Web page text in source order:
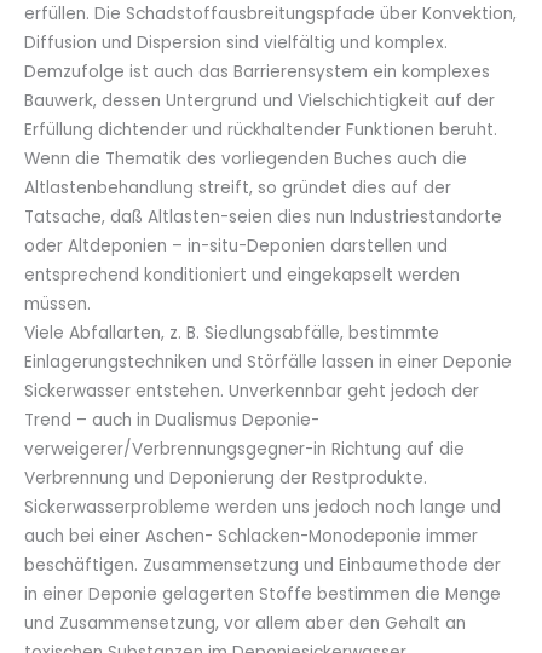
erfüllen. Die Schadstoffausbreitungspfade über Konvektion,
Diffusion und Dispersion sind vielfältig und komplex.
Demzufolge ist auch das Barrierensystem ein komplexes
Bauwerk, dessen Untergrund und Vielschichtigkeit auf der
Erfüllung dichtender und rück­haltender Funktionen beruht.
Wenn die Thematik des vorliegenden Buches auch die
Altlastenbehandlung streift, so gründet dies auf der
Tatsache, daß Altlasten-seien dies nun Industriestandorte
oder Altdeponien – in-situ-Deponien darstellen und
entsprechend konditioniert und eingekapselt werden
müssen.
Viele Abfallarten, z. B. Siedlungsabfälle, bestimmte
Einlagerungstechniken und Störfälle lassen in einer Deponie
Sickerwasser entstehen. Unverkennbar geht jedoch der
Trend – auch in Dualismus Deponie­
verweigerer/Verbrennungsgegner-in Richtung auf die
Verbrennung und Deponierung der Restprodukte.
Sickerwasserprobleme werden uns jedoch noch lange und
auch bei einer Aschen- Schlacken-Monodeponie immer
beschäftigen. Zusammensetzung und Einbaumethode der
in einer Deponie gelagerten Stoffe bestimmen die Menge
und Zusammensetzung, vor allem aber den Gehalt an